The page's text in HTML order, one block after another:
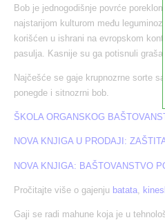
Bob je jednogodišnje povrće
najstarijom kulturom među
korišćen u ishrani na evropskom
pasulja. Kasnije su ga potisnuli
Najčešće se gaje krupnozrne sorte
ponegde i sitnozrni bob.
ŠKOLA ORGANSKOG
NOVA KNJIGA U PRODAJI:
NOVA KNJIGA: BAŠTOVANSTVO
Pročitajte više o gajenju batata
Gaji se radi mahune koja je u